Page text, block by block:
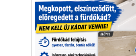
Pakson az Energy
Menza fogásait
Energy Hotel & Business
szálloda – és